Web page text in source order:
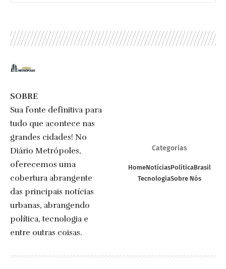
SOBRE
Sua fonte definitiva para
tudo que acontece nas
grandes cidades! No
Diário Metrópoles,
oferecemos uma
cobertura abrangente
das principais notícias
urbanas, abrangendo
política, tecnologia e
entre outras coisas.
Categorias
HomeNotíciasPolíticaBrasil
TecnologiaSobre Nós